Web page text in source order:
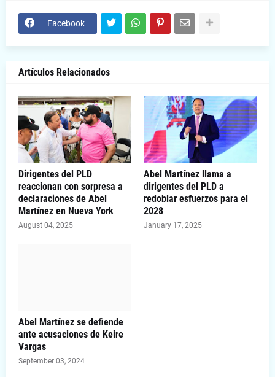
Facebook
Artículos Relacionados
Dirigentes del PLD
reaccionan con sorpresa a
declaraciones de Abel
Martínez en Nueva York
August 04, 2025
Abel Martínez llama a
dirigentes del PLD a
redoblar esfuerzos para el
2028
January 17, 2025
Abel Martínez se defiende
ante acusaciones de Keire
Vargas
September 03, 2024